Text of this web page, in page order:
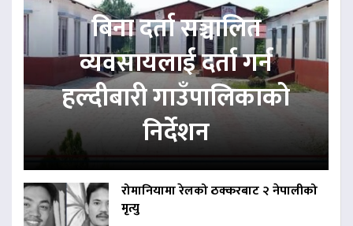
बिना दर्ता सञ्चालित
व्यवसायलाई दर्ता गर्न
हल्दीबारी गाउँपालिकाको
निर्देशन
रोमानियामा रेलको ठक्करबाट २ नेपालीको
मृत्यु